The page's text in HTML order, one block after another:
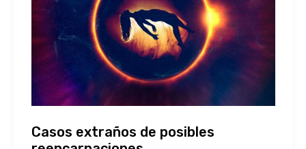
Casos extraños de posibles
posibles
reencarnaciones